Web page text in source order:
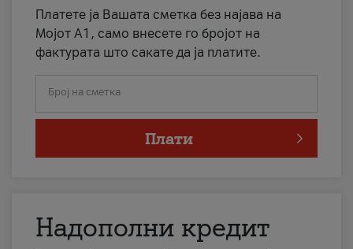
Платете ја Вашата сметка без најава на
Мојот А1, само внесете го бројот на
фактурата што сакате да ја платите.
Број на сметка
Плати
Надополни кредит